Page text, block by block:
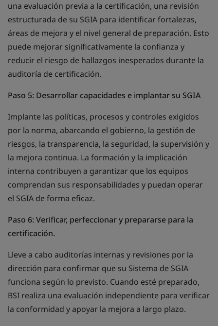
una evaluación previa a la certificación, una revisión
estructurada de su SGIA para identificar fortalezas,
áreas de mejora y el nivel general de preparación. Esto
puede mejorar significativamente la confianza y
reducir el riesgo de hallazgos inesperados durante la
auditoría de certificación.
Paso 5: Desarrollar capacidades e implantar su SGIA
Implante las políticas, procesos y controles exigidos
por la norma, abarcando el gobierno, la gestión de
riesgos, la transparencia, la seguridad, la supervisión y
la mejora continua. La formación y la implicación
interna contribuyen a garantizar que los equipos
comprendan sus responsabilidades y puedan operar
el SGIA de forma eficaz.
Paso 6: Verificar, perfeccionar y prepararse para la
certificación.
Lleve a cabo auditorías internas y revisiones por la
dirección para confirmar que su Sistema de SGIA
funciona según lo previsto. Cuando esté preparado,
BSI realiza una evaluación independiente para verificar
la conformidad y apoyar la mejora a largo plazo.